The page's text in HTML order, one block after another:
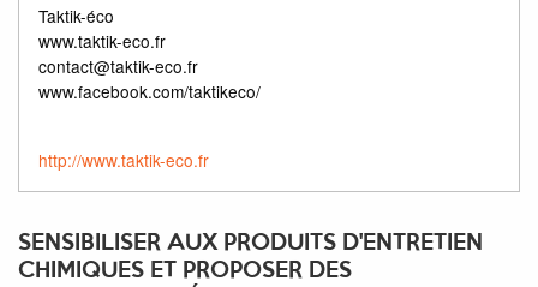
Taktik-éco
www.taktik-eco.fr
contact@taktik-eco.fr
www.facebook.com/taktikeco/
http://www.taktik-eco.fr
SENSIBILISER AUX PRODUITS D'ENTRETIEN
CHIMIQUES ET PROPOSER DES